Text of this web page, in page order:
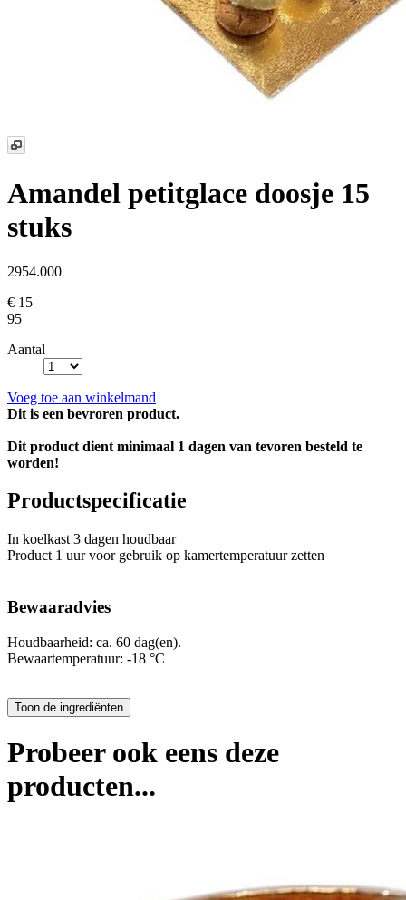
Amandel petitglace doosje 15
stuks
2954.000
€ 15
95
Aantal
Voeg toe aan winkelmand
Dit is een bevroren product.
Dit product dient minimaal 1 dagen van tevoren besteld te
worden!
Productspecificatie
In koelkast 3 dagen houdbaar
Product 1 uur voor gebruik op kamertemperatuur zetten
Bewaaradvies
Houdbaarheid: ca. 60 dag(en).
Bewaartemperatuur: -18 °C
Probeer ook eens deze
producten...